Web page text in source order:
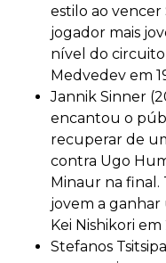
estilo ao vencer
jogador mais
nível do
Medvedev em
Jannik Sinner
encantou o
recuperar de
contra Ugo
Minaur na final.
jovem a
Kei Nishikori
Stefanos